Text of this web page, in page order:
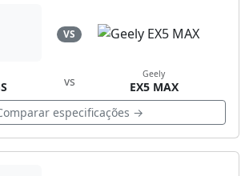
VS
vs Geely
EX5 MAX
especificações →